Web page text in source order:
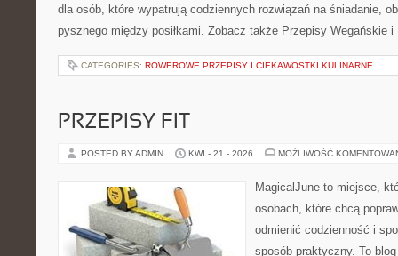
dla osób, które wypatrują codziennych rozwiązań na śniadanie,
pysznego między posiłkami. Zobacz także Przepisy Wegańskie
CATEGORIES: ROWEROWE PRZEPISY I CIEKAWOSTKI KULINARNE
PRZEPISY FIT
POSTED BY ADMIN KWI - 21 - 2026 MOŻLIWOŚĆ
MagicalJune to miejsce,
osobach, które chcą
odmienić codzienność i
sposób praktyczny. To